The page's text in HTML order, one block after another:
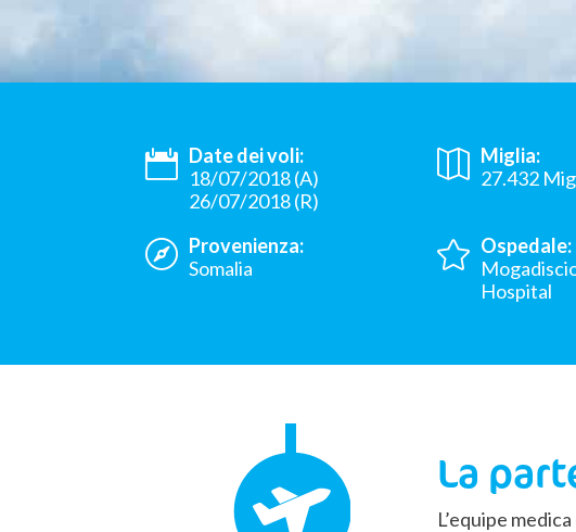
Date dei voli:
18/07/2018 (A)
26/07/2018 (R)
Miglia:
27.432
Provenienza:
Somalia
Ospedale:
Hospital
La
L’equipe